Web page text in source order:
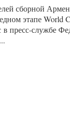
сборной
этапе World
пресс-службе